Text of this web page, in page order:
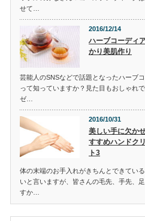
せて…
2016/12/14
ハーブコーディ
かり美肌作り
芸能人のSNSなどで話題となったハーブ
って知っていますか？見た目もおしゃれ
ゼ…
2016/10/31
美しい手に欠か
すすめハンドク
ト3
体の末端のお手入れがきちんとできてい
いと言いますが、皆さんの毛先、手先、
すか…